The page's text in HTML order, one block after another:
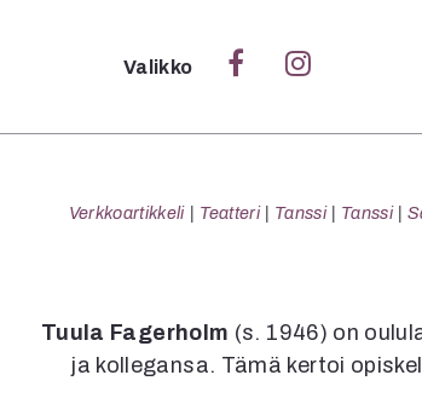
Sulje
Valikko
Verkkoartikkeli Teatteri Tanssi Tanssi
Tuula Fagerholm (s. 1946) on
ja kollegansa. Tämä kertoi